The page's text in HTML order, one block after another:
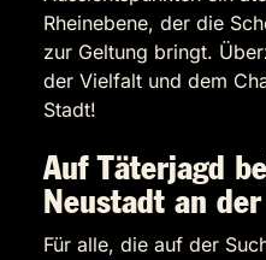
Rheinebene, der die
zur Geltung bringt.
der Vielfalt und dem
Stadt!
Auf Täterjagd
Neustadt an
Für alle, die auf der